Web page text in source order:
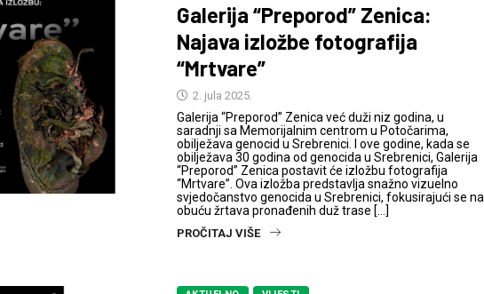
Galerija “Preporod” Zenica:
Najava izložbe fotografija
“Mrtvare”
2. jula 2025.
Galerija “Preporod” Zenica već duži niz godina, u
saradnji sa Memorijalnim centrom u Potočarima,
obilježava genocid u Srebrenici. I ove godine, kada se
obilježava 30 godina od genocida u Srebrenici, Galerija
“Preporod” Zenica postavit će izložbu fotografija
“Mrtvare”. Ova izložba predstavlja snažno vizuelno
svjedočanstvo genocida u Srebrenici, fokusirajući se na
obuću žrtava pronađenih duž trase […]
PROČITAJ VIŠE